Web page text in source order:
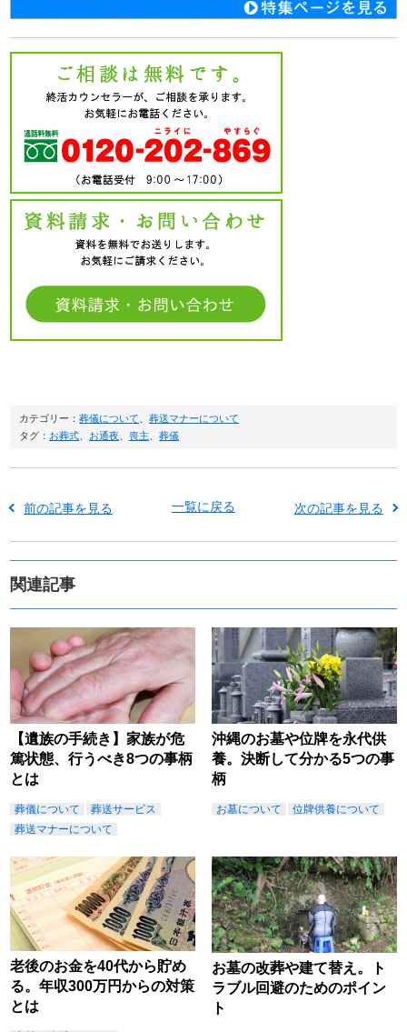
カテゴリー：葬儀について 、葬送マナーについて
タグ： お葬式 お通夜 、喪主 、葬儀
前の記事を見る 一覧に戻る 次の記事を見る
関連記事
【遺族の手続き】家族が危
篤状態、行うべき8つの事柄
とは
葬儀について
葬送サービス
葬送マナーについて
沖縄のお墓や位牌を永代供
養。決断して分かる5つの事
柄
お墓について 位牌供養について
老後のお金を40代から貯め
る。年収300万円からの対策
とは
お墓の改葬や建て替え。ト
ラブル回避のためのポイン
ト